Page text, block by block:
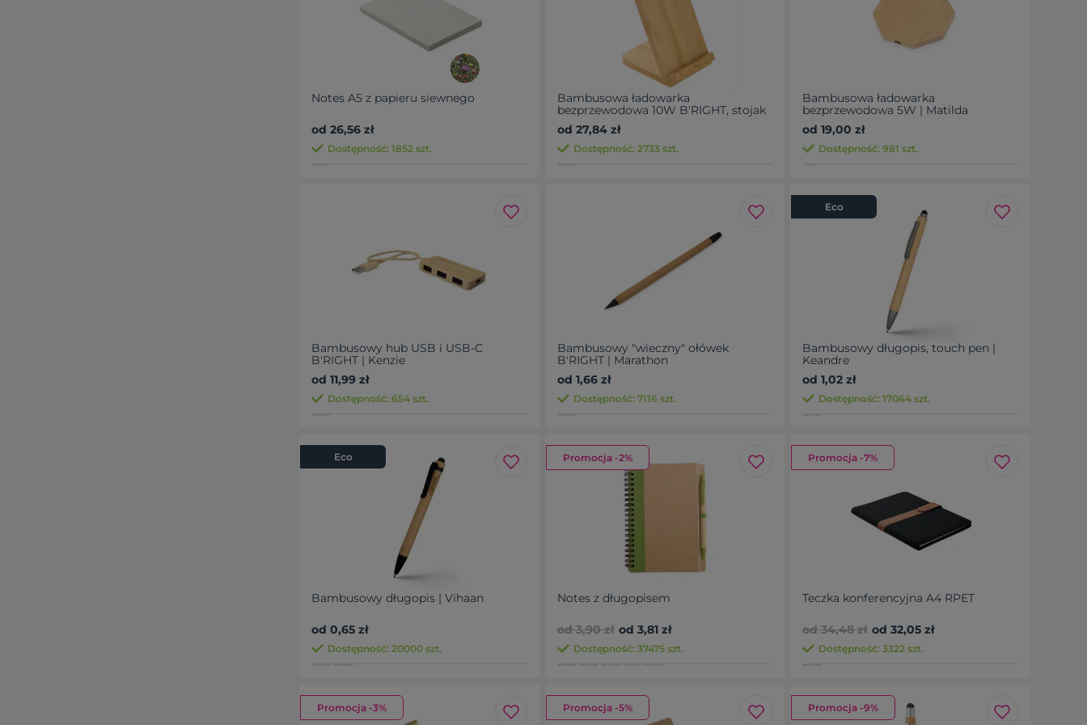
Notes A5 z papieru siewnego
od 26,56 zł
Dostępność: 1852 szt.
Bambusowa ładowarka
bezprzewodowa 10W B'RIGHT, stojak
na telefon | Wilder
od 27,84 zł
Dostępność: 2733 szt.
Bambusowa ładowarka
bezprzewodowa 5W | Matilda
od 19,00 zł
Dostępność: 981 szt.
Bambusowy hub USB i USB-C
B'RIGHT | Kenzie
od 11,99 zł
Dostępność: 654 szt.
Bambusowy "wieczny" ołówek
B'RIGHT | Marathon
od 1,66 zł
Dostępność: 7116 szt.
Eco
Bambusowy długopis, touch pen |
Keandre
od 1,02 zł
Dostępność: 17064 szt.
Eco
Bambusowy długopis | Vihaan
od 0,65 zł
Dostępność: 20000 szt.
Promocja -2%
Notes z długopisem
od 3,90 zł od 3,81 zł
Dostępność: 37475 szt.
Promocja -7%
Teczka konferencyjna A4 RPET
od 34,48 zł od 32,05 zł
Dostępność: 3322 szt.
Promocja -3% Promocja -5% Promocja -9%